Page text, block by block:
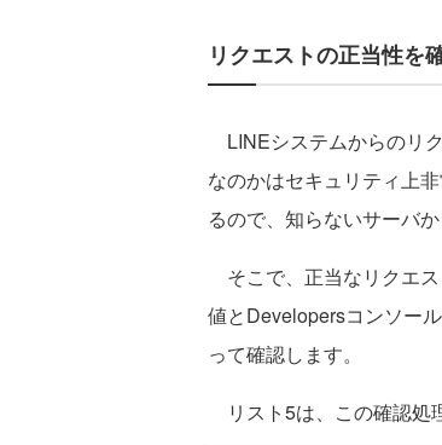
リクエストの正当性を
LINEシステムからのリ
なのかはセキュリティ上
るので、知らないサーバ
そこで、正当なリクエ
値とDevelopersコンソー
って確認します。
リスト5は、この確認処